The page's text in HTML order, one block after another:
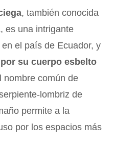
, también conocida
es una intrigante
el país de Ecuador, y
por su cuerpo esbelto
nombre común de
lombriz de
permite a la
por los espacios más